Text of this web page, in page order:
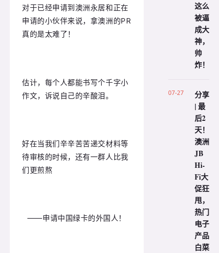
对于已经申请到澳洲永居和正在
申请的小伙伴来说，拿澳洲的PR
真的是太难了！
估计，每个人都能书写个千字小
作文，诉说自己的辛酸泪。
好在当我们辛辛苦苦递交材料等
待审核的时候，还有一群人比我
们更煎熬
——申请中国绿卡的外国人！
这么
被逼
成大
神，
帅
炸！
07-27
分享
| 最
后2
天！
澳洲
JB
Hi-
Fi大
促狂
甩，
热门
电子
产品
白菜